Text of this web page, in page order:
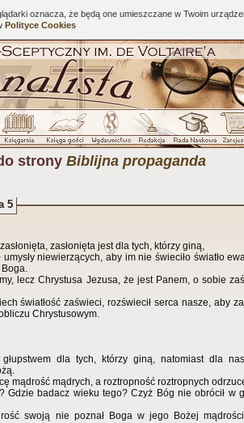
oznacza, że będą one umieszczane w Twoim
Polityce Cookies
strony Biblijna propaganda
5
zasłonięta jest dla tych, którzy giną,
niewierzących, aby im nie świeciło światło
lecz Chrystusa Jezusa, że jest Panem, o sobie
światłość zaświeci, rozświecił serca nasze, aby
Chrystusowym.
dla tych, którzy giną, natomiast dla
mądrość mądrych, a roztropność roztropnych
Gdzie badacz wieku tego? Czyż Bóg nie obrócił w
swoją nie poznał Boga w jego Bożej